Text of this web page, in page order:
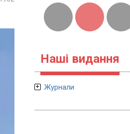
Наші видання
Журнали